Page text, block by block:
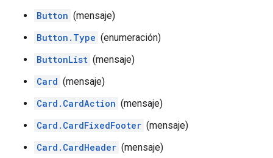
Button (mensaje)
Button.Type (enumeración)
ButtonList (mensaje)
Card (mensaje)
Card.CardAction (mensaje)
Card.CardFixedFooter (mensaje)
Card.CardHeader (mensaje)